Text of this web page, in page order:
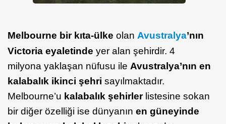
Melbourne bir kıta-ülke olan Avustralya’nın
Victoria eyaletinde yer alan şehirdir. 4
milyona yaklaşan nüfusu ile Avustralya’nın en
kalabalık ikinci şehri sayılmaktadır.
Melbourne’u kalabalık şehirlerlistesine sokan
bir diğer özelliği ise dünyanın en güneyinde